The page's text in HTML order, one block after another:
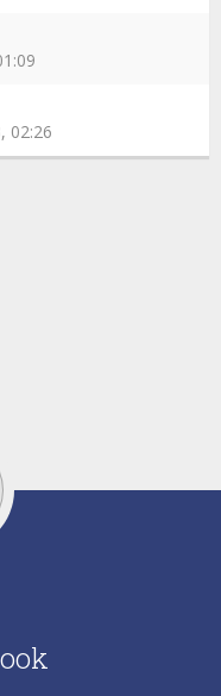
02:26